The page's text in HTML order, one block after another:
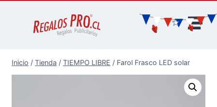
Inicio / Tienda / TIEMPO LIBRE / Farol Frasco LED solar